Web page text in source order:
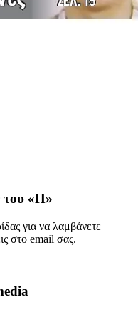
του «Π»
για να λαμβάνετε
στο email σας.